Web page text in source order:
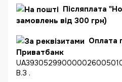
Післяплата
замовлень від 300 грн)
Оплата
Приватбанк
В.З .